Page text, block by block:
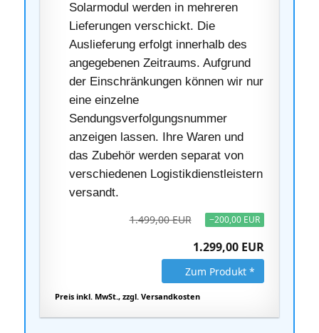
Solarmodul werden in mehreren
Lieferungen verschickt. Die
Auslieferung erfolgt innerhalb des
angegebenen Zeitraums. Aufgrund
der Einschränkungen können wir nur
eine einzelne
Sendungsverfolgungsnummer
anzeigen lassen. Ihre Waren und
das Zubehör werden separat von
verschiedenen Logistikdienstleistern
versandt.
1.499,00 EUR −200,00 EUR
1.299,00 EUR
Zum Produkt *
Preis inkl. MwSt., zzgl. Versandkosten